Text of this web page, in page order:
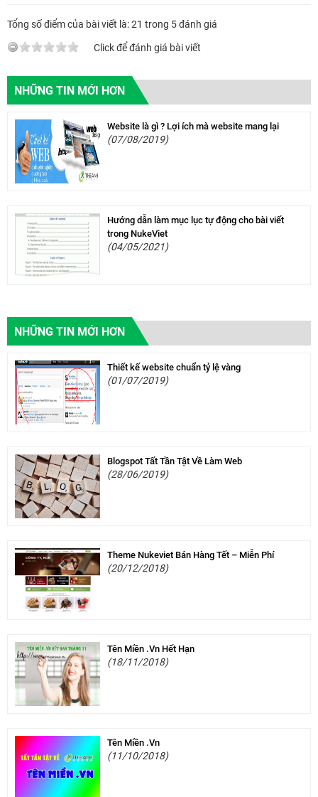
Tổng số điểm của bài viết là: 21 trong 5 đánh giá
Click để đánh giá bài viết
NHỮNG TIN MỚI HƠN
Website là gì ? Lợi ích mà website mang lại
(07/08/2019)
Hướng dẫn làm mục lục tự động cho bài viết
trong NukeViet
(04/05/2021)
NHỮNG TIN MỚI HƠN
Thiết kế website chuẩn tỷ lệ vàng
(01/07/2019)
Blogspot Tất Tần Tật Về Làm Web
(28/06/2019)
Theme Nukeviet Bán Hàng Tết – Miễn Phí
(20/12/2018)
Tên Miền .Vn Hết Hạn
(18/11/2018)
Tên Miền .Vn
(11/10/2018)